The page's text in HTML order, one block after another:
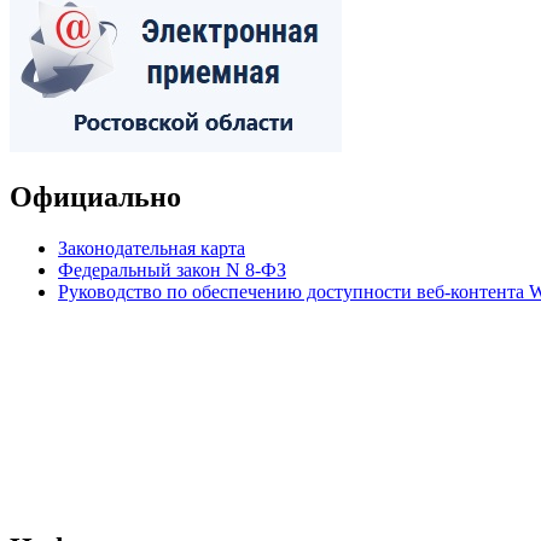
Официально
Законодательная карта
Федеральный закон N 8-ФЗ
Руководство по обеспечению доступности веб-контента